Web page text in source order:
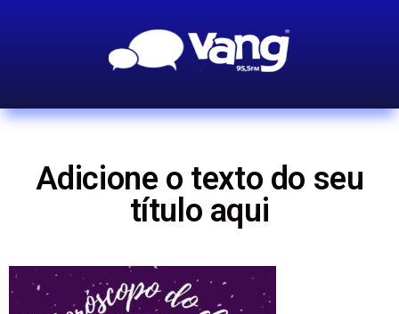
Adicione o texto do seu
título aqui